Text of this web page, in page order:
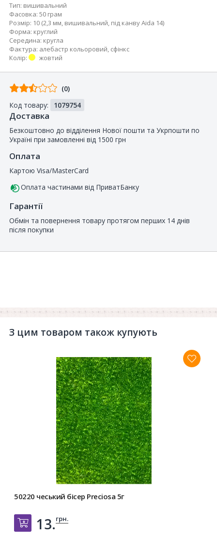
Тип: вишивальний
Фасовка: 50 грам
Розмір: 10 (2,3 мм, вишивальний, під канву Aida 14)
Форма: круглий
Середина: кругла
Фактура: алебастр кольоровий сфінкс
Колір: жовтий
Відгуків
покупців
(0)
Код товару:
1079754
Доставка
Безкоштовно до відділення Нової пошти та Укрпошти по
Україні при замовленні від 1500 грн
Оплата
Картою Visa/MasterCard
Оплата частинами від ПриватБанку
Гарантії
Обмін та повернення товару протягом перших 14 днів
після покупки
З цим товаром також купують
50220 чеський бісер Preciosa 5г
Добавить в корзину
13.грн.